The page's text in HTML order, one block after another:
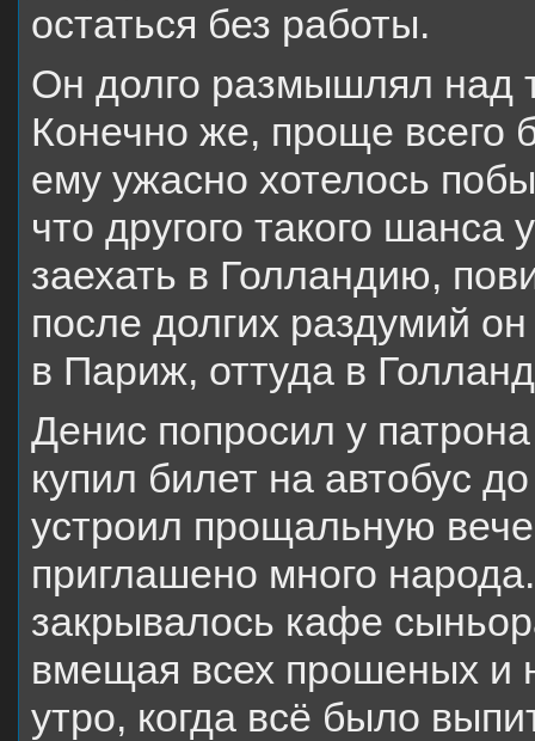
остаться без работы.
Он долго размышлял над
Конечно же, проще всего
ему ужасно хотелось
что другого такого
заехать в Голландию,
после долгих раздумий
в Париж, оттуда в
Денис попросил у
купил билет на автобус
устроил прощальную
приглашено много
закрывалось кафе
вмещая всех прошеных и
утро, когда всё было